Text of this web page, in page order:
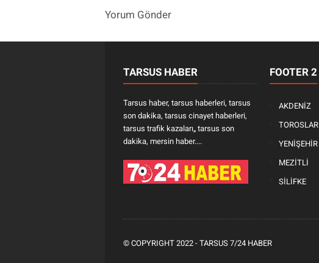
Yorum Gönder
TARSUS HABER
Tarsus haber, tarsus haberleri, tarsus
son dakika, tarsus cinayet haberleri,
tarsus trafik kazaları„ tarsus son
dakika, mersin haber....
FOOTER 2
AKDENİZ
TOROSLAR
YENİŞEHİR
MEZİTLİ
SİLİFKE
© COPYRIGHT 2022 - TARSUS 7/24 HABER